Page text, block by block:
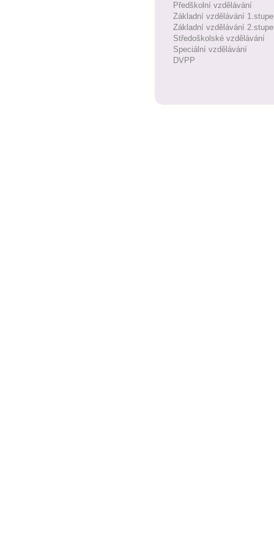
Předškolní vzdělávání
Základní vzdělávání
Základní vzdělávání
Středoškolské vzdělávání
Speciální vzdělávání
DVPP